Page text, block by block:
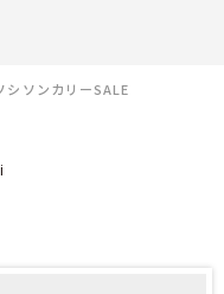
シソンカリーSALE